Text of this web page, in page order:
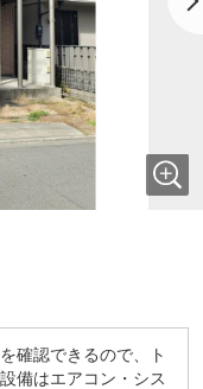
確認できるので、ト
備はエアコン・シス